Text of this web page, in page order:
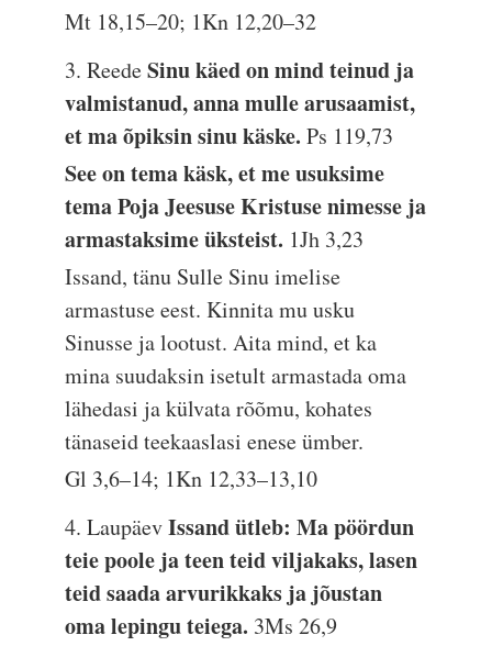
Mt 18,15–20; 1Kn 12,20–32
3. ReedeSinu käed on mind teinud ja
valmistanud, anna mulle arusaamist,
et ma õpiksin sinu käske.Ps 119,73
See on tema käsk, et me usuksime
tema Poja Jeesuse Kristuse nimesse ja
armastaksime üksteist. 1Jh 3,23
Issand, tänu Sulle Sinu imelise
armastuse eest. Kinnita mu usku
Sinusse ja lootust. Aita mind, et ka
mina suudaksin isetult armastada oma
lähedasi ja külvata rõõmu, kohates
tänaseid teekaaslasi enese ümber.
Gl 3,6–14; 1Kn 12,33–13,10
4. LaupäevIssand ütleb: Ma pöördun
teie poole ja teen teid viljakaks, lasen
teid saada arvurikkaks ja jõustan
oma lepingu teiega. 3Ms 26,9